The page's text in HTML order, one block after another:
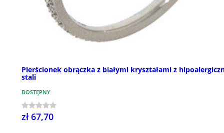
Pierścionek obrączka z białymi kryształami z
stali
DOSTĘPNY
zł 67,70